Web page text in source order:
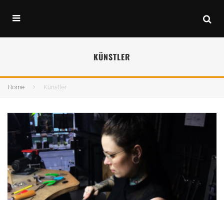
KÜNSTLER
Home Künstler